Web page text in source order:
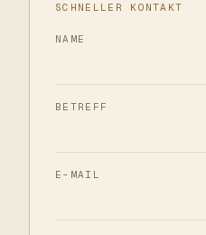
SCHNELLER KONTAKT
NAME
BETREFF
E-MAIL